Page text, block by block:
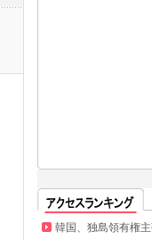
韓国、独島領有権